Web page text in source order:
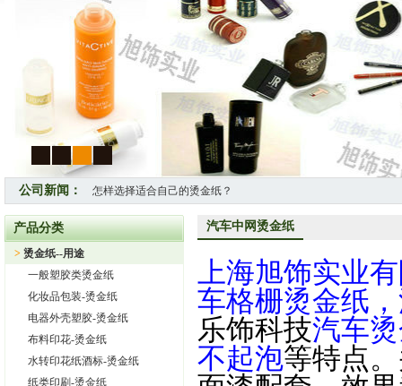
4
公司新闻：
怎样选择适合自己的烫金纸？
热烈祝贺上海旭饰实业有限公司成为韩国ITW烫金纸华东区代理商
上海旭饰实业有限公司—日本东洋烫金纸TORAY烫金纸华东区总
热烈祝贺上海旭饰实业有限公司成为德国库尔兹烫金纸一级代理
热烈祝贺旭饰实业成为日本OIKE烫金纸尾池烫金纸华东区总代理
上海旭饰实业有限公司——进口烫金纸专业供应商
怎样选择进口烫金纸
上海旭饰实业有限公司 专业供应汽车中网烫金纸，汽车格栅烫金
产品分类
> 烫金纸--用途
一般塑胶类烫金纸
化妆品包装-烫金纸
电器外壳塑胶-烫金纸
布料印花-烫金纸
水转印花纸酒标-烫金纸
纸类印刷-烫金纸
汽车中网烫金纸
上海旭饰实业
车格栅烫金纸
乐饰科技汽车
不起泡等特点